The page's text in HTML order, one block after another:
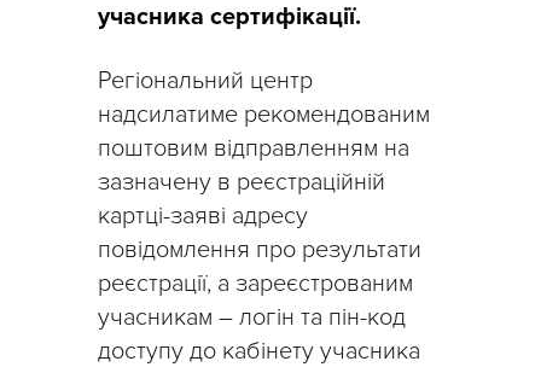
учасника сертифікації.
Регіональний центр
надсилатиме рекомендованим
поштовим відправленням на
зазначену в реєстраційній
картці-заяві адресу
повідомлення про результати
реєстрації, а зареєстрованим
учасникам – логін та пін-код
доступу до кабінету учасника